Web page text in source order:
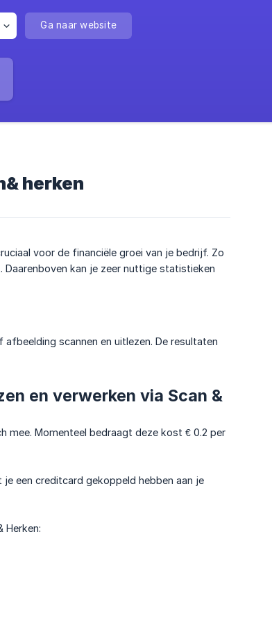
Ga naar website
herken
voor de financiële groei van je bedrijf. Zo
kan je zeer nuttige statistieken
scannen en uitlezen. De resultaten
en verwerken via Scan &
mee. Momenteel bedraagt deze kost € 0.2 per
een creditcard gekoppeld hebben aan je
Herken: